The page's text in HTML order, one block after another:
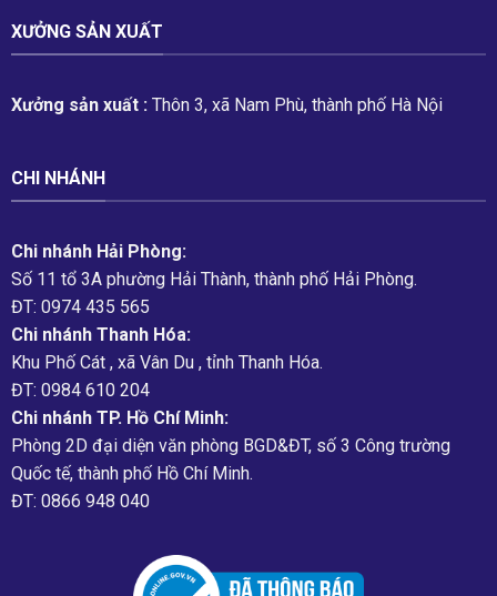
XƯỞNG SẢN XUẤT
Xưởng sản xuất :Thôn 3, xã Nam Phù, thành phố Hà Nội
CHI NHÁNH
Chi nhánh Hải Phòng:
Số 11 tổ 3A phường Hải Thành, thành phố Hải Phòng.
ĐT: 0974 435 565
Chi nhánh Thanh Hóa:
Khu Phố Cát , xã Vân Du , tỉnh Thanh Hóa.
ĐT: 0984 610 204
Chi nhánh TP. Hồ Chí Minh:
Phòng 2D đại diện văn phòng BGD&ĐT, số 3 Công trường
Quốc tế, thành phố Hồ Chí Minh.
ĐT: 0866 948 040